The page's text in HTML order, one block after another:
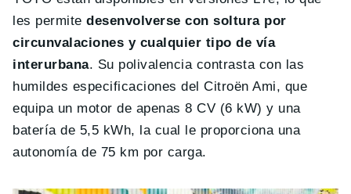
les permitedesenvolverse con soltura por
circunvalaciones y cualquier tipo de vía
interurbana. Su polivalencia contrasta con las
humildes especificaciones del Citroën Ami, que
equipa un motor de apenas 8 CV (6 kW) y una
batería de 5,5 kWh, la cual le proporciona una
autonomía de 75 km por carga.